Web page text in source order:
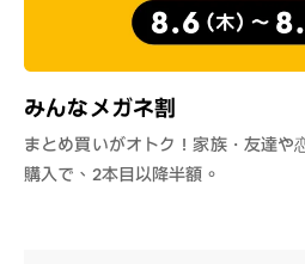
みんなメガネ割
まとめ買いがオトク！家族・友達や
購入で、2本目以降半額。